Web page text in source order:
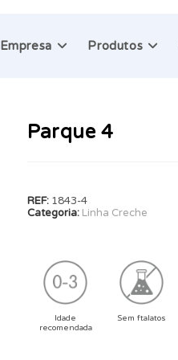
Empresa Produtos
Parque 4
REF: 1843-4
Categoria: Linha Creche
Idade
recomendada
Sem ftalatos